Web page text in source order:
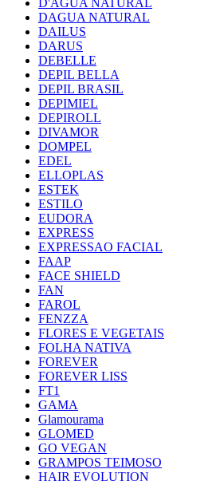
DAGUA NATURAL
DAILUS
DARUS
DEBELLE
DEPIL BELLA
DEPIL BRASIL
DEPIMIEL
DEPIROLL
DIVAMOR
DOMPEL
EDEL
ELLOPLAS
ESTEK
ESTILO
EUDORA
EXPRESS
EXPRESSAO FACIAL
FAAP
FACE SHIELD
FAN
FAROL
FENZZA
FLORES E VEGETAIS
FOLHA NATIVA
FOREVER
FOREVER LISS
FT1
GAMA
Glamourama
GLOMED
GO VEGAN
GRAMPOS TEIMOSO
HAIR EVOLUTION